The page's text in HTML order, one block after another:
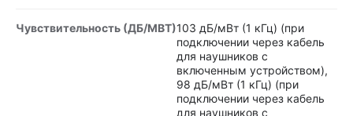
Чувствительность (ДБ/МВТ)103 дБ/мВт (1 кГц) (при
подключении через кабель
для наушников с
включенным устройством),
98 дБ/мВт (1 кГц) (при
подключении через кабель
для наушников с